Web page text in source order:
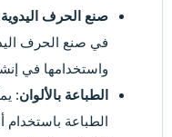
صنع الحرف اليدوية
في صنع الحرف
واستخدامها في
الطباعة بالألوان:
الطباعة